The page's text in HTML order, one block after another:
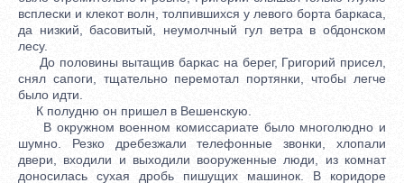
всплески и клекот волн, толпившихся у левого борта баркаса,
да низкий, басовитый, неумолчный гул ветра в обдонском
лесу.
До половины вытащив баркас на берег, Григорий присел,
снял сапоги, тщательно перемотал портянки, чтобы легче
было идти.
К полудню он пришел в Вешенскую.
В окружном военном комиссариате было многолюдно и
шумно. Резко дребезжали телефонные звонки, хлопали
двери, входили и выходили вооруженные люди, из комнат
доносилась сухая дробь пишущих машинок. В коридоре